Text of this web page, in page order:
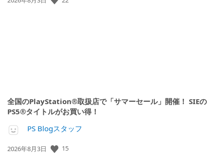
全国のPlayStation®取扱店で「サマーセール」開催！ SIEの
PS5®タイトルがお買い得！
PS Blogスタッフ
公
2026年8月3日 15